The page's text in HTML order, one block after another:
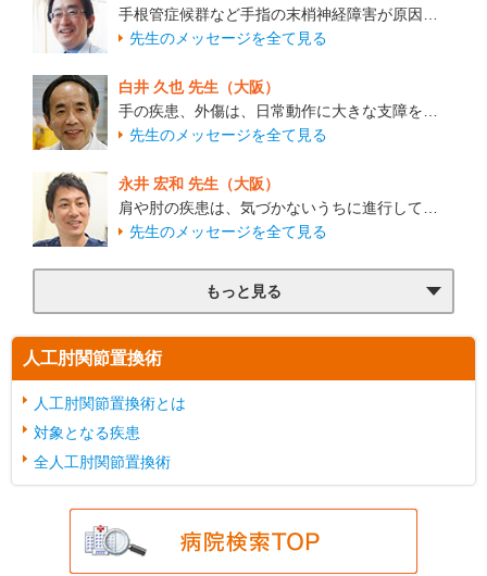
手根管症候群など手指の末梢神経障害が原因…
先生のメッセージを全て見る
白井 久也 先生（大阪）
手の疾患、外傷は、日常動作に大きな支障を…
先生のメッセージを全て見る
永井 宏和 先生（大阪）
肩や肘の疾患は、気づかないうちに進行して…
先生のメッセージを全て見る
もっと見る
人工肘関節置換術
人工肘関節置換術とは
対象となる疾患
全人工肘関節置換術